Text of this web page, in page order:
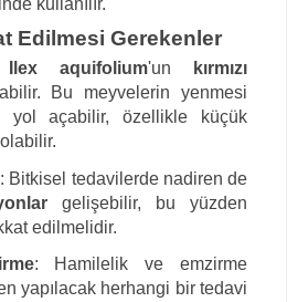
Edilmesi Gerekenler
Ilex aquifolium'un
kırmızı
Bu meyvelerin yenmesi
yol açabilir, özellikle küçük
: Bitkisel tedavilerde nadiren de
gelişebilir, bu yüzden
edilmelidir.
: Hamilelik ve emzirme
yapılacak herhangi bir tedavi